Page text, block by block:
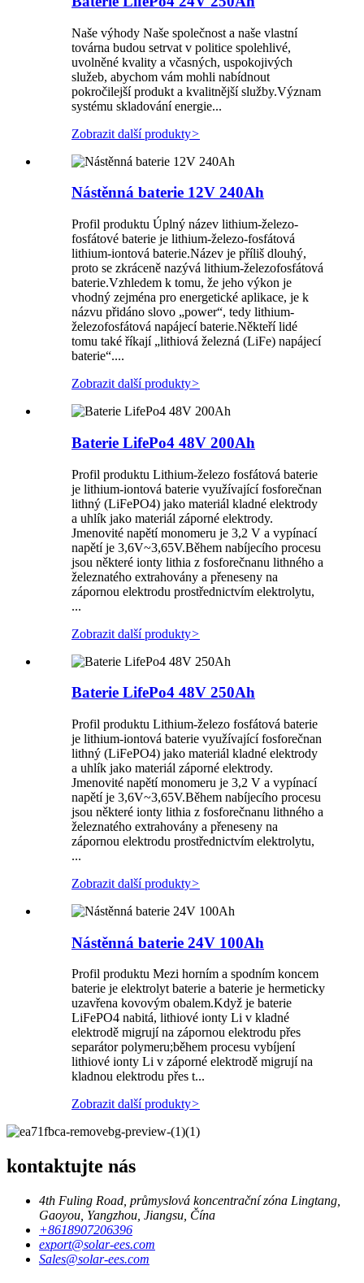
Naše výhody Naše společnost a naše vlastní
továrna budou setrvat v politice spolehlivé,
uvolněné kvality a včasných, uspokojivých
služeb, abychom vám mohli nabídnout
pokročilejší produkt a kvalitnější služby.Význam
systému skladování energie...
Zobrazit další produkty>
Nástěnná baterie 12V 240Ah
Profil produktu Úplný název lithium-železo-
fosfátové baterie je lithium-železo-fosfátová
lithium-iontová baterie.Název je příliš dlouhý,
proto se zkráceně nazývá lithium-železofosfátová
baterie.Vzhledem k tomu, že jeho výkon je
vhodný zejména pro energetické aplikace, je k
názvu přidáno slovo „power“, tedy lithium-
železofosfátová napájecí baterie.Někteří lidé
tomu také říkají „lithiová železná (LiFe) napájecí
baterie“....
Zobrazit další produkty>
Baterie LifePo4 48V 200Ah
Profil produktu Lithium-železo fosfátová baterie
je lithium-iontová baterie využívající fosforečnan
lithný (LiFePO4) jako materiál kladné elektrody
a uhlík jako materiál záporné elektrody.
Jmenovité napětí monomeru je 3,2 V a vypínací
napětí je 3,6V~3,65V.Během nabíjecího procesu
jsou některé ionty lithia z fosforečnanu lithného a
železnatého extrahovány a přeneseny na
zápornou elektrodu prostřednictvím elektrolytu,
...
Zobrazit další produkty>
Baterie LifePo4 48V 250Ah
Profil produktu Lithium-železo fosfátová baterie
je lithium-iontová baterie využívající fosforečnan
lithný (LiFePO4) jako materiál kladné elektrody
a uhlík jako materiál záporné elektrody.
Jmenovité napětí monomeru je 3,2 V a vypínací
napětí je 3,6V~3,65V.Během nabíjecího procesu
jsou některé ionty lithia z fosforečnanu lithného a
železnatého extrahovány a přeneseny na
zápornou elektrodu prostřednictvím elektrolytu,
...
Zobrazit další produkty>
Nástěnná baterie 24V 100Ah
Profil produktu Mezi horním a spodním koncem
baterie je elektrolyt baterie a baterie je hermeticky
uzavřena kovovým obalem.Když je baterie
LiFePO4 nabitá, lithiové ionty Li v kladné
elektrodě migrují na zápornou elektrodu přes
separátor polymeru;během procesu vybíjení
lithiové ionty Li v záporné elektrodě migrují na
kladnou elektrodu přes t...
Zobrazit další produkty>
kontaktujte nás
4th Fuling Road, průmyslová koncentrační zóna Lingtang,
Gaoyou, Yangzhou, Jiangsu, Čína
+8618907206396
export@solar-ees.com
Sales@solar-ees.com